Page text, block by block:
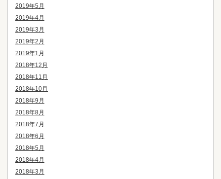
2019年5月
2019年4月
2019年3月
2019年2月
2019年1月
2018年12月
2018年11月
2018年10月
2018年9月
2018年8月
2018年7月
2018年6月
2018年5月
2018年4月
2018年3月